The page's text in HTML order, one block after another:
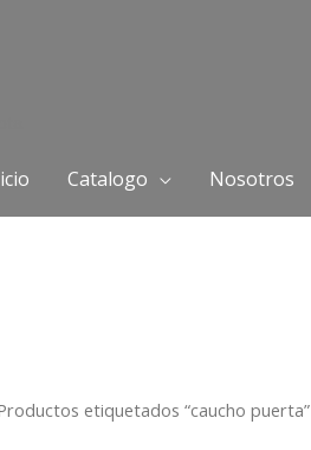
Catalogo Nosotros
etiquetados “caucho puerta”